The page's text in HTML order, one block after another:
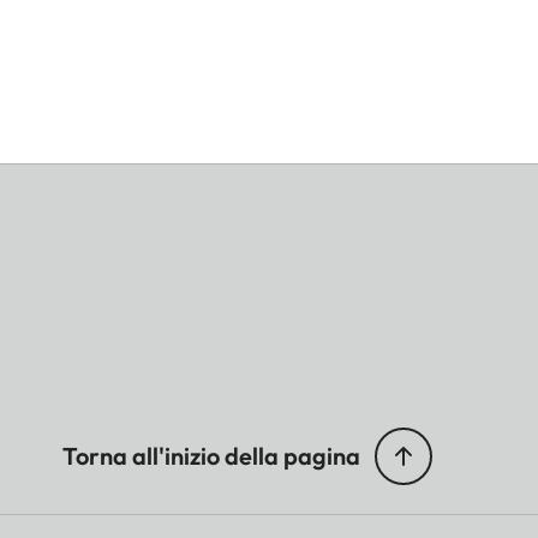
Torna all'inizio della pagina